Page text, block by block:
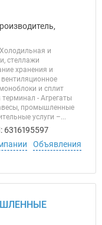
и
стеллажи
хранения и
и сплит
- Агрегаты
промышленные
услуги –...
Объявления